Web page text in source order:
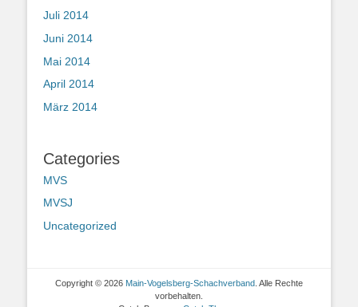
Juli 2014
Juni 2014
Mai 2014
April 2014
März 2014
Categories
MVS
MVSJ
Uncategorized
Copyright © 2026 Main-Vogelsberg-Schachverband . Alle Rechte
vorbehalten.